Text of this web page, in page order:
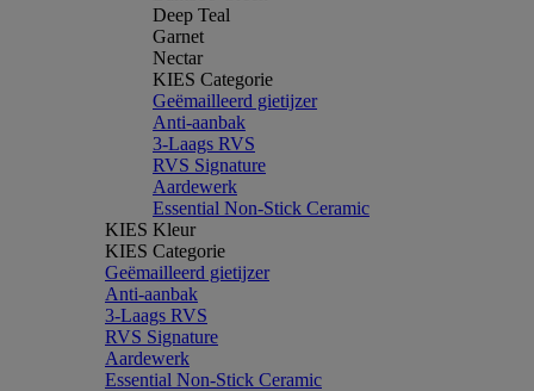
Deep Teal
Garnet
Nectar
KIES Categorie
Geëmailleerd gietijzer
Anti-aanbak
3-Laags RVS
RVS Signature
Aardewerk
Essential Non-Stick Ceramic
KIES Kleur
KIES Categorie
Geëmailleerd gietijzer
Anti-aanbak
3-Laags RVS
RVS Signature
Aardewerk
Essential Non-Stick Ceramic